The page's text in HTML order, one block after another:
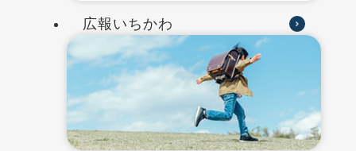
広報いちかわ